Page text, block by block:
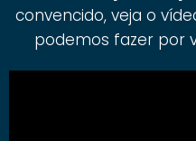
convencido, veja o
podemos fazer por